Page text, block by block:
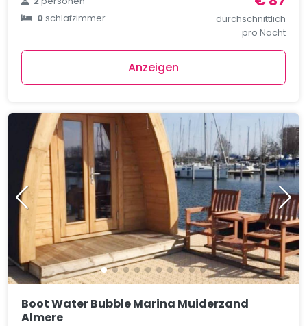
0schlafzimmer
durchschnittlich
pro Nacht
Anzeigen
Boot Water Bubble Marina Muiderzand
Almere